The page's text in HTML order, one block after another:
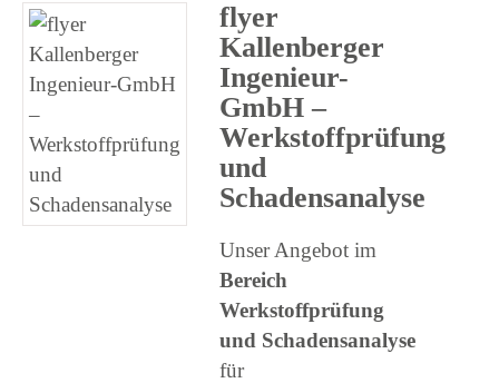
flyer
Kallenberger
Ingenieur-
GmbH –
Werkstoffprüfung
und
Schadensanalyse
Unser Angebot im
Bereich
Werkstoffprüfung
und Schadensanalyse
für